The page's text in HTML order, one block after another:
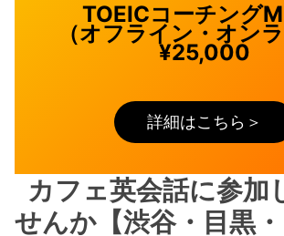
TOEICコーチング
（オフライン・オンラ
¥25,000
詳細はこちら＞
カフェ英会話に参加
せんか【渋谷・目黒・